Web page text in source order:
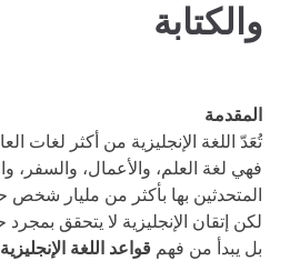
والكتابة
المقدمة
تُعَدّ اللغة الإنجليزية من أكثر لغات
فهي لغة العلم، والأعمال، والسفر،
المتحدثين بها بأكثر من مليار شخص
لكن إتقان الإنجليزية لا يتحقق
بل يبدأ من فهم قواعد اللغة الإنجليزية